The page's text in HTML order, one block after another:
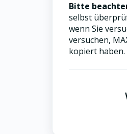
Bitte
selbst
wenn Sie
versuchen,
kopiert haben.